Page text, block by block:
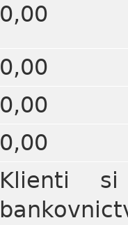
0,00
0,00
0,00
0,00
Klienti